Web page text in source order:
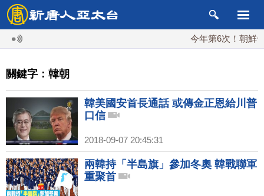
今年第6次！朝鮮發
關鍵字：韓朝
韓美國安首長通話 或傳金正恩給川普
口信
2018-09-07 20:45:31
兩韓持「半島旗」參加冬奧 韓戰聯軍
重聚首